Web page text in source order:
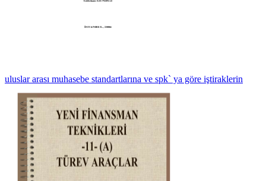
uluslar arası muhasebe standartlarına ve spk` ya göre iştiraklerin